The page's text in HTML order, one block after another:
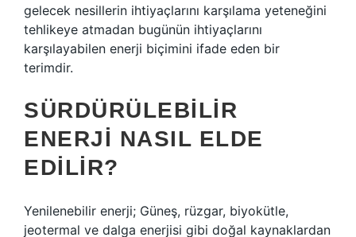
gelecek nesillerin ihtiyaçlarını karşılama yeteneğini
tehlikeye atmadan bugünün ihtiyaçlarını
karşılayabilen enerji biçimini ifade eden bir
terimdir.
SÜRDÜRÜLEBILIR
ENERJI NASIL ELDE
EDILIR?
Yenilenebilir enerji; Güneş, rüzgar, biyokütle,
jeotermal ve dalga enerjisi gibi doğal kaynaklardan